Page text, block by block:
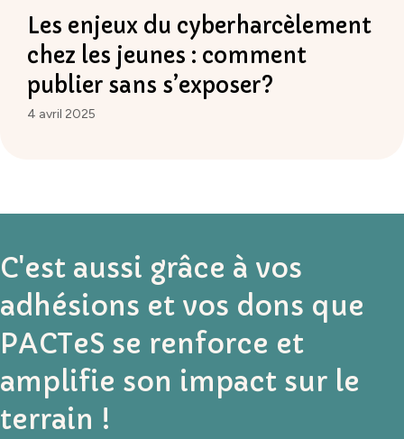
Les enjeux du cyberharcèlement
chez les jeunes : comment
publier sans s’exposer?
4 avril 2025
C'est aussi grâce à vos
adhésions et vos dons que
PACTeS se renforce et
amplifie son impact sur le
terrain !